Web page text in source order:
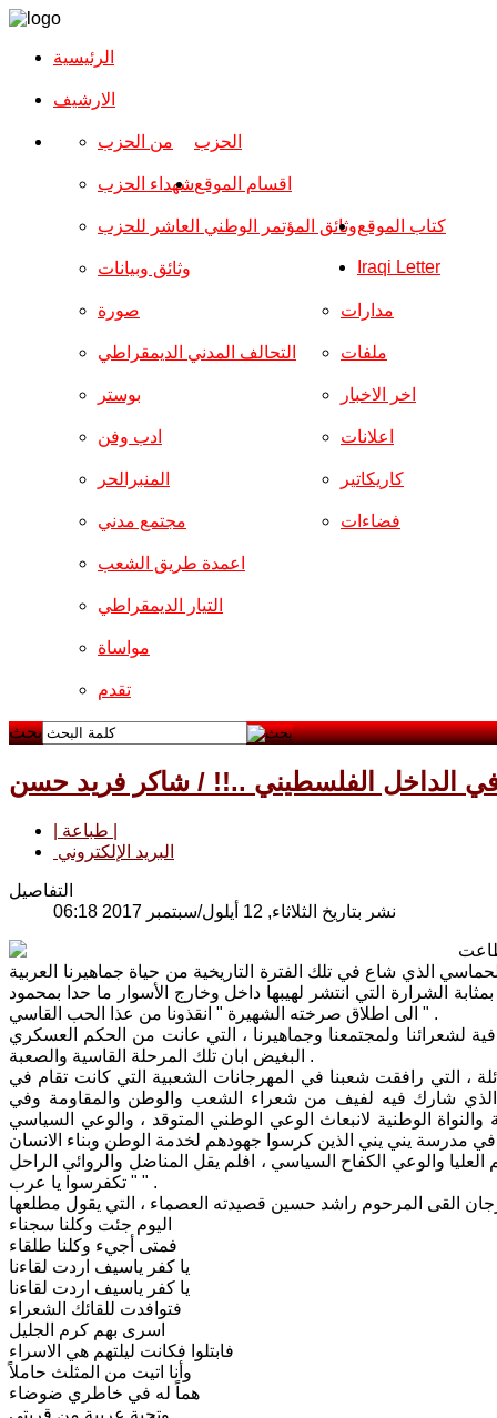
الرئيسية
الارشیف
الحزب من الحزب
شهداء الحزب
وثائق المؤتمر الوطني العاشر للحزب
وثائق وبيانات
اقسام الموقع
صورة
التحالف المدني الديمقراطي
بوستر
ادب وفن
المنبرالحر
مجتمع مدني
مدارات
ملفات
اخر الاخبار
اعلانات
كاريكاتير
فضاءات
اعمدة طريق الشعب
التيار الديمقراطي
مواساة
تقدم
كتاب الموقع
Iraqi Letter
بحث
في الداخل الفلسطيني ..!! / شاكر فريد حسن
البريد الإلكتروني
التفاصيل
نشر بتاريخ الثلاثاء, 12 أيلول/سبتمبر 2017 06:18
الذي شاع في تلك الفترة التاريخية من حياة جماهيرنا العربية
الشرارة التي انتشر لهيبها داخل وخارج الأسوار ما حدا بمحمود
الى اطلاق صرخته الشهيرة " انقذونا من عذا الحب القاسي " .
لشعرائنا ولمجتمعنا وجماهيرنا ، التي عانت من الحكم العسكري
البغيض ابان تلك المرحلة القاسية والصعبة .
، التي رافقت شعبنا في المهرجانات الشعبية التي كانت تقام في
الذي شارك فيه لفيف من شعراء الشعب والوطن والمقاومة وفي
الوطنية لانبعاث الوعي الوطني المتوقد ، والوعي السياسي
في مدرسة يني يني الذين كرسوا جهودهم لخدمة الوطن وبناء الانسان
والوعي الكفاح السياسي ، افلم يقل المناضل والروائي الراحل
" تكفرسوا يا عرب " .
اليوم جئت وكلنا سجناء
فمتى أجيء وكلنا طلقاء
يا كفر ياسيف اردت لقاءنا
يا كفر ياسيف اردت لقاءنا
فتوافدت للقائك الشعراء
اسرى بهم كرم الجليل
فابتلوا فكانت ليلتهم هي الاسراء
وأنا اتيت من المثلث حاملاً
هماً له في خاطري ضوضاء
وتحية عربية من قريتي